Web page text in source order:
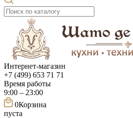
Интернет-магазин
+7 (499) 653 71 71
Время работы
9:00 – 23:00
0Корзина
пуста